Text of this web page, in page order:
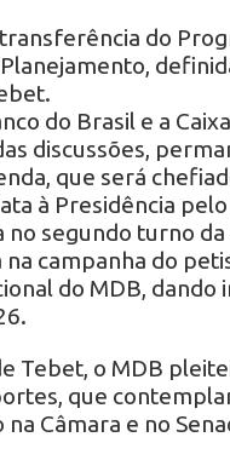
do
do Brasil e a
discussões,
que será
à Presidência
no segundo turno
na campanha do
do MDB, dando
Tebet, o MDB
que
na Câmara e no